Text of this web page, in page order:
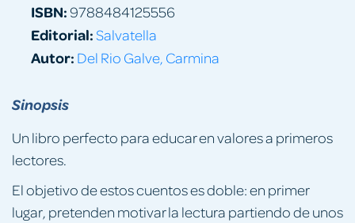
Sinopsis
Un libro perfecto para educar en valores a primeros
lectores.
El objetivo de estos cuentos es doble: en primer
lugar, pretenden motivar la lectura partiendo de unos
ISBN:9788484125556
Editorial:Salvatella
Autor: Del Rio Galve, Carmina